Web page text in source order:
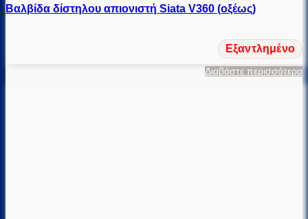
Βαλβίδα δίστηλου απιονιστή Siata V360 (οξέως)
Εξαντλημένο
Διαβάστε περισσότερα